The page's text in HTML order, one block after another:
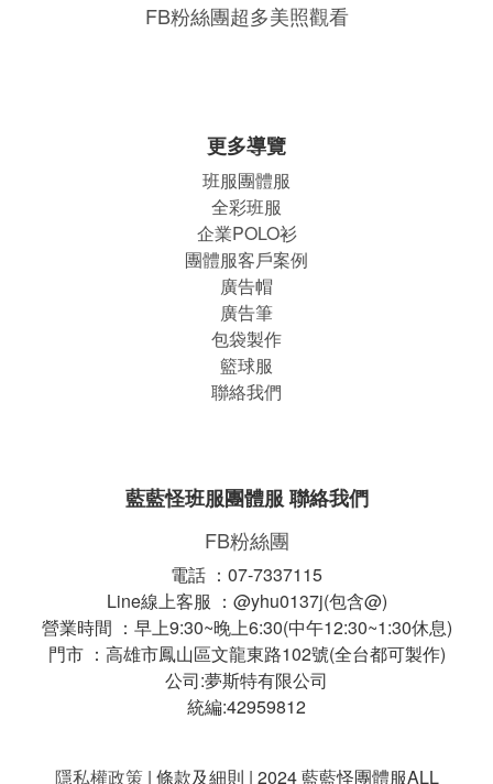
FB粉絲團超多美照觀看
更多導覽
班服團體服
全彩班服
企業POLO衫
團體服客戶案例
廣告帽
廣告筆
包袋製作
籃球服
聯絡我們
藍藍怪班服團體服 聯絡我們
FB粉絲團
電話 ：07-7337115
Line線上客服 ：@yhu0137j(包含@)
營業時間 ：早上9:30~晚上6:30(中午12:30~1:30休息)
門市 ：高雄市鳳山區文龍東路102號(全台都可製作)
公司:夢斯特有限公司
統編:42959812
隱私權政策| 條款及細則 | 2024 藍藍怪團體服ALL